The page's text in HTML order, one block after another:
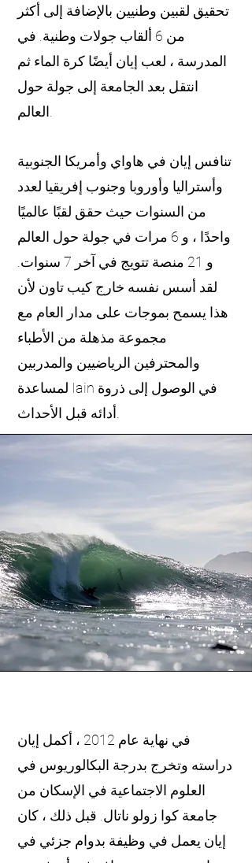
تحقيق لقبين وطنيين بالإضافة إلى أكثر
من 6 ألقاب جولات وطنية. في
المدرسة ، لعب إيان أيضًا كرة الماء ثم
انتقل بعد الجامعة إلى جولة حول
تنافس إيان في هاواي وأمريكا الجنوبية
وأستراليا وأوروبا وجنوب إفريقيا لعدد
من السنوات حيث حقق لقبًا عالميًا
واحدًا ، و 6 مرات في جولة حول العالم
و 21 منصة تتويج في آخر 7 سنوات.
لقد أسس نفسه خارج كيب تاون لأن
هذا يسمح بموجات على مدار العام مع
مجموعة مذهلة من الأطباء
والمحترفين الرياضيين والمدربين
لمساعدة Iain في الوصول إلى ذروة
في نهاية عام 2012 ، أكمل إيان
دراسته وتخرج بدرجة البكالوريوس في
العلوم الاجتماعية في الإسكان من
جامعة كوا زولو ناتال. قبل ذلك ، كان
إيان يعمل في وظيفة بدوام جزئي في